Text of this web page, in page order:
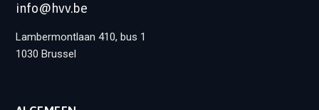
info@hvv.be
Lambermontlaan 410, bus 1
1030 Brussel